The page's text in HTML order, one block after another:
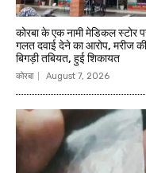
कोरबा के एक नामी मेडिकल स्टोर
गलत दवाई देने का आरोप, मरीज की
बिगड़ी तबियत, हुई शिकायत
कोरबा August 7, 2026